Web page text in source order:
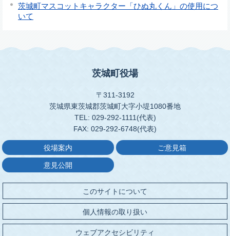
茨城町マスコットキャラクター「ひぬ丸くん」の使用につ
いて
茨城町役場
〒311-3192
茨城県東茨城郡茨城町大字小堤1080番地
TEL: 029-292-1111(代表)
FAX: 029-292-6748(代表)
役場案内 ご意見箱
意見公開
このサイトについて
個人情報の取り扱い
ウェブアクセシビリティ